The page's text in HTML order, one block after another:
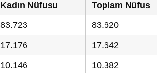
Kadın Nüfusu Toplam Nüfus
83.723 83.620
17.176 17.642
10.146 10.382